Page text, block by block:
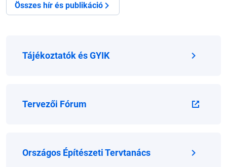
Összes hír és publikáció
Tájékoztatók és GYIK
Tervezői Fórum
Országos Építészeti Tervtanács